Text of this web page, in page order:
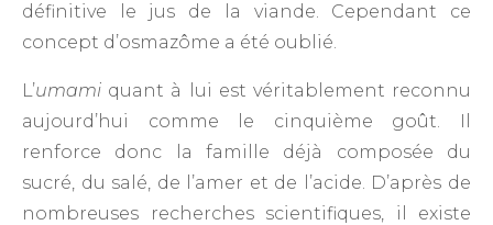
définitive le jus de la viande. Cependant ce
concept d’osmazôme a été oublié.
L’umami quant à lui est véritablement reconnu
aujourd’hui comme le cinquième goût. Il
renforce donc la famille déjà composée du
sucré, du salé, de l’amer et de l’acide. D’après de
nombreuses recherches scientifiques, il existe